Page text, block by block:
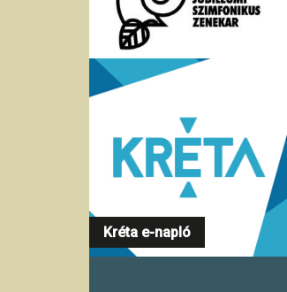
Kréta e-napló